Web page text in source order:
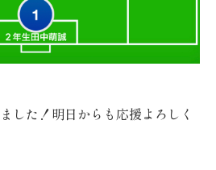
した！明日からも応援よろしく